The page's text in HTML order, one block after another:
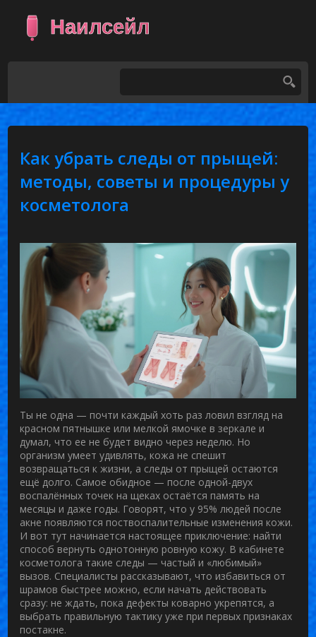
Как убрать следы от прыщей:
методы, советы и процедуры у
косметолога
Ты не одна — почти каждый хоть раз ловил взгляд на
красном пятнышке или мелкой ямочке в зеркале и
думал, что ее не будет видно через неделю. Но
организм умеет удивлять, кожа не спешит
возвращаться к жизни, а следы от прыщей остаются
ещё долго. Самое обидное — после одной-двух
воспалённых точек на щеках остаётся память на
месяцы и даже годы. Говорят, что у 95% людей после
акне появляются поствоспалительные изменения кожи.
И вот тут начинается настоящее приключение: найти
способ вернуть однотонную ровную кожу. В кабинете
косметолога такие следы — частый и «любимый»
вызов. Специалисты рассказывают, что избавиться от
шрамов быстрее можно, если начать действовать
сразу: не ждать, пока дефекты коварно укрепятся, а
выбрать правильную тактику уже при первых признаках
постакне.